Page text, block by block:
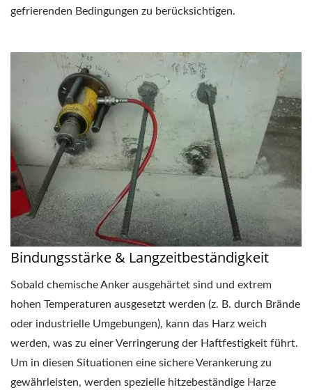
gefrierenden Bedingungen zu berücksichtigen.
Bindungsstärke & Langzeitbeständigkeit
Sobald chemische Anker ausgehärtet sind und extrem
hohen Temperaturen ausgesetzt werden (z. B. durch Brände
oder industrielle Umgebungen), kann das Harz weich
werden, was zu einer Verringerung der Haftfestigkeit führt.
Um in diesen Situationen eine sichere Verankerung zu
gewährleisten, werden spezielle hitzebeständige Harze